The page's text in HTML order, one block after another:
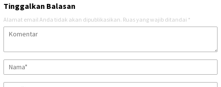
Tinggalkan Balasan
Alamat email Anda tidak akan dipublikasikan. Ruas yang wajib ditandai *